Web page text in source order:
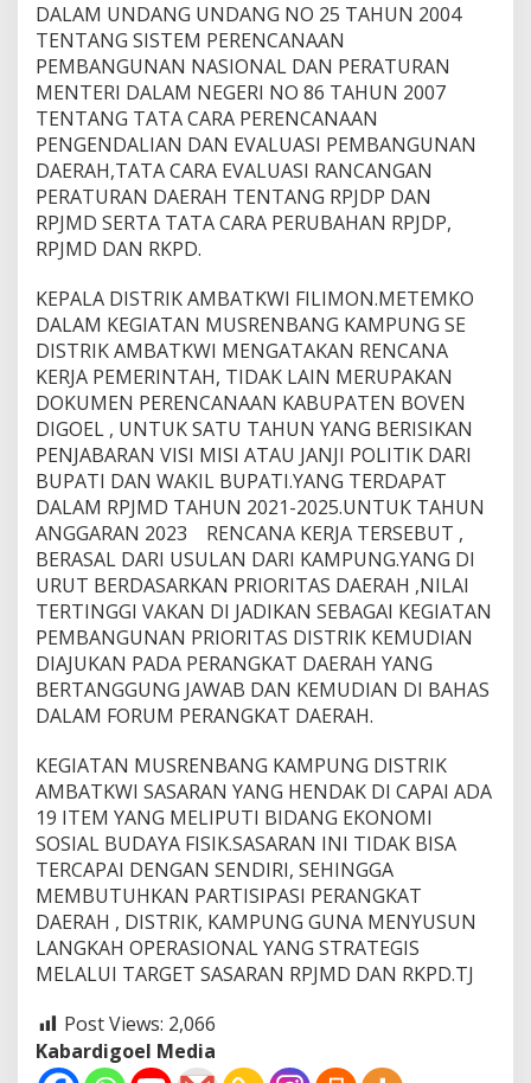
DALAM UNDANG UNDANG NO 25 TAHUN 2004
TENTANG SISTEM PERENCANAAN
PEMBANGUNAN NASIONAL DAN PERATURAN
MENTERI DALAM NEGERI NO 86 TAHUN 2007
TENTANG TATA CARA PERENCANAAN
PENGENDALIAN DAN EVALUASI PEMBANGUNAN
DAERAH,TATA CARA EVALUASI RANCANGAN
PERATURAN DAERAH TENTANG RPJDP DAN
RPJMD SERTA TATA CARA PERUBAHAN RPJDP,
RPJMD DAN RKPD.
KEPALA DISTRIK AMBATKWI FILIMON.METEMKO
DALAM KEGIATAN MUSRENBANG KAMPUNG SE
DISTRIK AMBATKWI MENGATAKAN RENCANA
KERJA PEMERINTAH, TIDAK LAIN MERUPAKAN
DOKUMEN PERENCANAAN KABUPATEN BOVEN
DIGOEL , UNTUK SATU TAHUN YANG BERISIKAN
PENJABARAN VISI MISI ATAU JANJI POLITIK DARI
BUPATI DAN WAKIL BUPATI.YANG TERDAPAT
DALAM RPJMD TAHUN 2021-2025.UNTUK TAHUN
ANGGARAN 2023 RENCANA KERJA TERSEBUT ,
BERASAL DARI USULAN DARI KAMPUNG.YANG DI
URUT BERDASARKAN PRIORITAS DAERAH ,NILAI
TERTINGGI VAKAN DI JADIKAN SEBAGAI KEGIATAN
PEMBANGUNAN PRIORITAS DISTRIK KEMUDIAN
DIAJUKAN PADA PERANGKAT DAERAH YANG
BERTANGGUNG JAWAB DAN KEMUDIAN DI BAHAS
DALAM FORUM PERANGKAT DAERAH.
KEGIATAN MUSRENBANG KAMPUNG DISTRIK
AMBATKWI SASARAN YANG HENDAK DI CAPAI ADA
19 ITEM YANG MELIPUTI BIDANG EKONOMI
SOSIAL BUDAYA FISIK.SASARAN INI TIDAK BISA
TERCAPAI DENGAN SENDIRI, SEHINGGA
MEMBUTUHKAN PARTISIPASI PERANGKAT
DAERAH , DISTRIK, KAMPUNG GUNA MENYUSUN
LANGKAH OPERASIONAL YANG STRATEGIS
MELALUI TARGET SASARAN RPJMD DAN RKPD.TJ
Post Views: 2,066
Kabardigoel Media